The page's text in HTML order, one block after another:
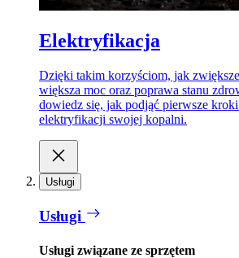
Elektryfikacja
Dzięki takim korzyściom, jak
większa moc oraz poprawa stanu
dowiedz się, jak podjąć pierwsze
elektryfikacji swojej kopalni.
Usługi
Usługi
Usługi związane ze sprzętem